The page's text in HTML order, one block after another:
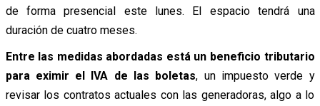
de forma presencial este lunes. El espacio tendrá una
duración de cuatro meses.
Entre las medidas abordadas está un beneficio tributario
para eximir el IVA de las boletas, un impuesto verde y
revisar los contratos actuales con las generadoras, algo a lo